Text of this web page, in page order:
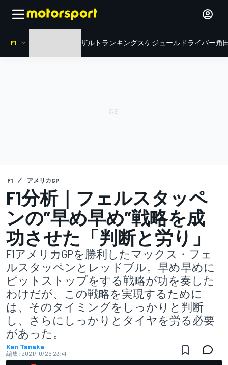
F1 リザルト ランキングスケジュール ドライバー角
F1 アメリカGP
F1分析｜フェルスタッペ
ンの”早め早め”戦略を成
功させた「判断と労り」
F1アメリカGPを勝利したマックス・フェ
ルスタッペンとレッドブル。早め早めに
ピットストップをする戦略が功を奏した
わけだが、この戦略を実現するために
は、そのタイミングをしっかりと判断
し、さらにしっかりとタイヤを労る必要
があった。
Ken Tanaka
編集: 2021/10/26 23:41